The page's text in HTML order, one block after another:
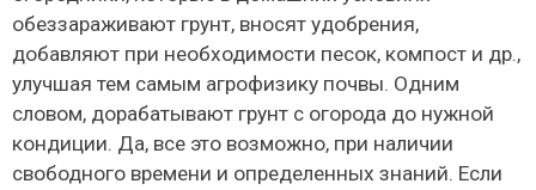
обеззараживают грунт, вносят удобрения,
добавляют при необходимости песок, компост и др.,
улучшая тем самым агрофизику почвы. Одним
словом, дорабатывают грунт с огорода до нужной
кондиции. Да, все это возможно, при наличии
свободного времени и определенных знаний. Если